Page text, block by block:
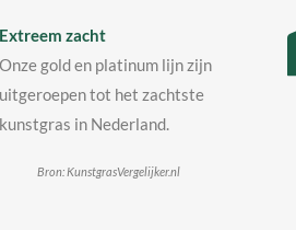
Extreem zacht
Onze gold en platinum lijn zijn
uitgeroepen tot het zachtste
kunstgras in Nederland.
Bron: KunstgrasVergelijker.nl